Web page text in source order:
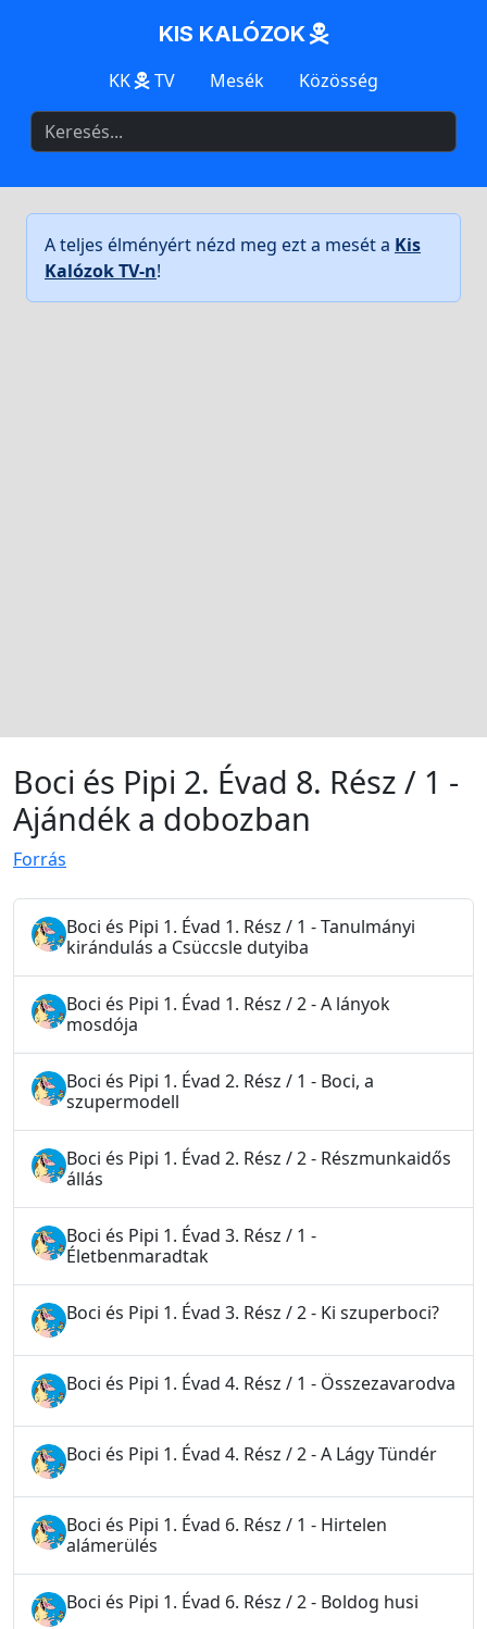
KIS KALÓZOK
KK TV Mesék Közösség
A teljes élményért nézd meg ezt a mesét a Kis
Kalózok TV-n!
Boci és Pipi 2. Évad 8. Rész / 1 -
Ajándék a dobozban
Forrás
Boci és Pipi 1. Évad 1. Rész / 1 - Tanulmányi
kirándulás a Csüccsle dutyiba
Boci és Pipi 1. Évad 1. Rész / 2 - A lányok
mosdója
Boci és Pipi 1. Évad 2. Rész / 1 - Boci, a
szupermodell
Boci és Pipi 1. Évad 2. Rész / 2 - Részmunkaidős
állás
Boci és Pipi 1. Évad 3. Rész / 1 -
Életbenmaradtak
Boci és Pipi 1. Évad 3. Rész / 2 - Ki szuperboci?
Boci és Pipi 1. Évad 4. Rész / 1 - Összezavarodva
Boci és Pipi 1. Évad 4. Rész / 2 - A Lágy Tündér
Boci és Pipi 1. Évad 6. Rész / 1 - Hirtelen
alámerülés
Boci és Pipi 1. Évad 6. Rész / 2 - Boldog husi